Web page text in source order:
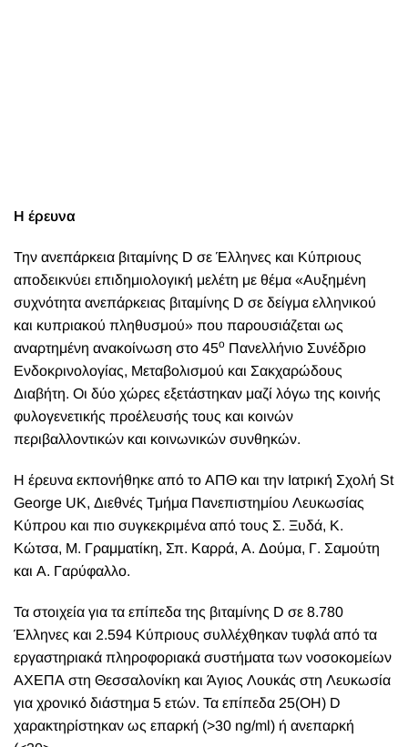
Η έρευνα
Την ανεπάρκεια βιταμίνης D σε Έλληνες και Κύπριους
αποδεικνύει επιδημιολογική μελέτη με θέμα «Αυξημένη
συχνότητα ανεπάρκειας βιταμίνης D σε δείγμα ελληνικού
και κυπριακού πληθυσμού» που παρουσιάζεται ως
αναρτημένη ανακοίνωση στο 45ο Πανελλήνιο Συνέδριο
Ενδοκρινολογίας, Μεταβολισμού και Σακχαρώδους
Διαβήτη. Οι δύο χώρες εξετάστηκαν μαζί λόγω της κοινής
φυλογενετικής προέλευσής τους και κοινών
περιβαλλοντικών και κοινωνικών συνθηκών.
Η έρευνα εκπονήθηκε από το ΑΠΘ και την Ιατρική Σχολή St
George UK, Διεθνές Τμήμα Πανεπιστημίου Λευκωσίας
Κύπρου και πιο συγκεκριμένα από τους Σ. Ξυδά, Κ.
Κώτσα, Μ. Γραμματίκη, Σπ. Καρρά, Α. Δούμα, Γ. Σαμούτη
και Α. Γαρύφαλλο.
Τα στοιχεία για τα επίπεδα της βιταμίνης D σε 8.780
Έλληνες και 2.594 Κύπριους συλλέχθηκαν τυφλά από τα
εργαστηριακά πληροφοριακά συστήματα των νοσοκομείων
ΑΧΕΠΑ στη Θεσσαλονίκη και Άγιος Λουκάς στη Λευκωσία
για χρονικό διάστημα 5 ετών. Τα επίπεδα 25(ΟΗ) D
χαρακτηρίστηκαν ως επαρκή (>30 ng/ml) ή ανεπαρκή